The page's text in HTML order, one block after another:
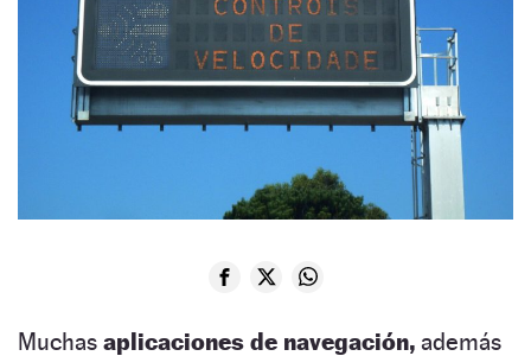
Muchas aplicaciones de navegación, además